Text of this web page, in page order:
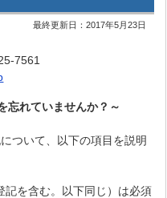
最終更新日：2017年5月23日
7561
ていませんか？～
ついて、以下の項目を説明
を含む。以下同じ）は必須